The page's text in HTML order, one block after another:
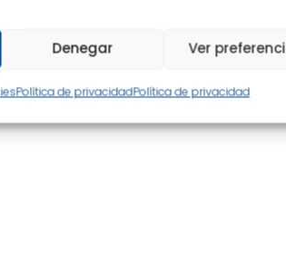
Denegar Ver
Política de privacidadPolítica de privacidad
catálogo completo